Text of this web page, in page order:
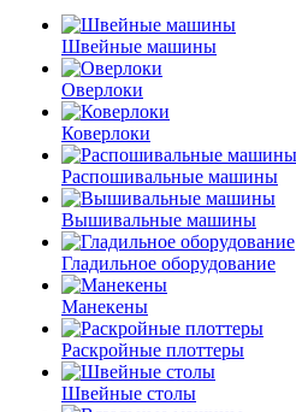
Швейные машины
Оверлоки
Коверлоки
Распошивальные машины
Вышивальные машины
Гладильное оборудование
Манекены
Раскройные плоттеры
Швейные столы